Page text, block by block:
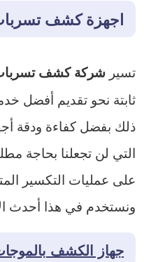
اجهزة كشف تسربات
تسير شركة كشف تسربات
ثابتة نحو تقديم أفضل
ذلك بفضل كفاءة ودقة
التي لن تجعلنا بحاجة
على عمليات التكسير
ونستخدم في هذا أحدث
جهاز الكشف